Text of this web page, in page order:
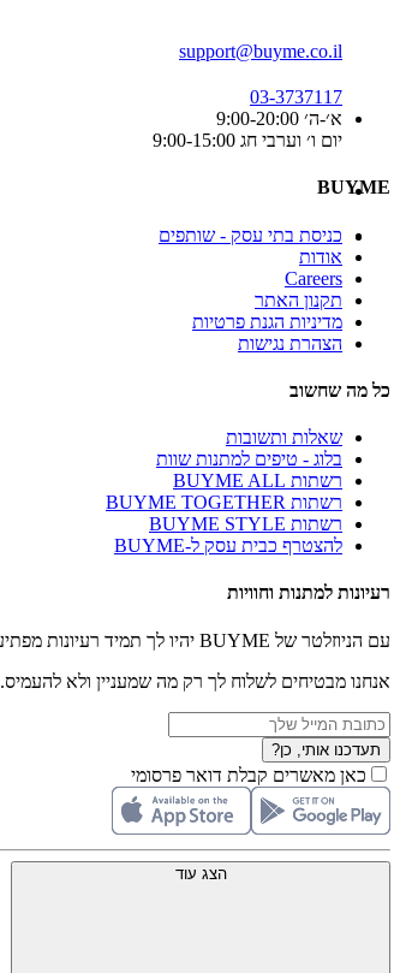
support@buyme.co.il
03-3737117
א׳-ה׳ 9:00-20:00
יום ו׳ וערבי חג 9:00-15:00
BUYME
כניסת בתי עסק - שותפים
אודות
Careers
תקנון האתר
מדיניות הגנת פרטיות
הצהרת נגישות
כל מה שחשוב
שאלות ותשובות
בלוג - טיפים למתנות שוות
רשתות BUYME ALL
רשתות BUYME TOGETHER
רשתות BUYME STYLE
להצטרף כבית עסק ל-BUYME
רעיונות למתנות וחוויות
עם הניוזלטר של BUYME יהיו לך תמיד רעיונות מפתיעים למתנות וחוויות.
אנחנו מבטיחים לשלוח לך רק מה שמעניין ולא להעמיס.
תעדכנו אותי, כן?
כאן מאשרים קבלת דואר פרסומי
הצג עוד